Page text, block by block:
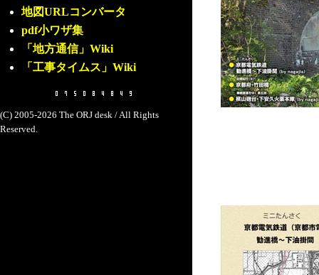
地図URLコンバータ
pdf小ワザ集
「地方通信」Wiki
「工事タイムス」Wiki
(C) 2005-2026 The ORJ desk / All Rights
Reserved.